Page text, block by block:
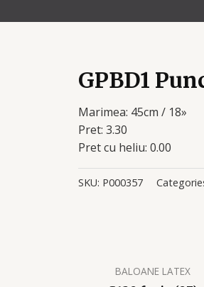
GPBD1
Marimea: 45cm / 18»
Pret: 3.30
Pret cu heliu: 0.00
SKU: P000357
BALOANE LATEX